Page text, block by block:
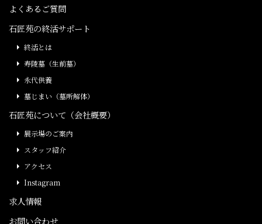
よくあるご質問
石匠苑の終活サポート
終活とは
寿陵墓（生前墓）
永代供養
墓じまい（墓所解体）
石匠苑について（会社概要）
展示場のご案内
スタッフ紹介
アクセス
Instagram
求人情報
お問い合わせ